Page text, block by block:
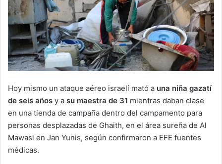
Hoy mismo un ataque aéreo israelí mató a una niña gazatí
de seis años y a su maestra de 31 mientras daban clase
en una tienda de campaña dentro del campamento para
personas desplazadas de Ghaith, en el área sureña de Al
Mawasi en Jan Yunis, según confirmaron a EFE fuentes
médicas.